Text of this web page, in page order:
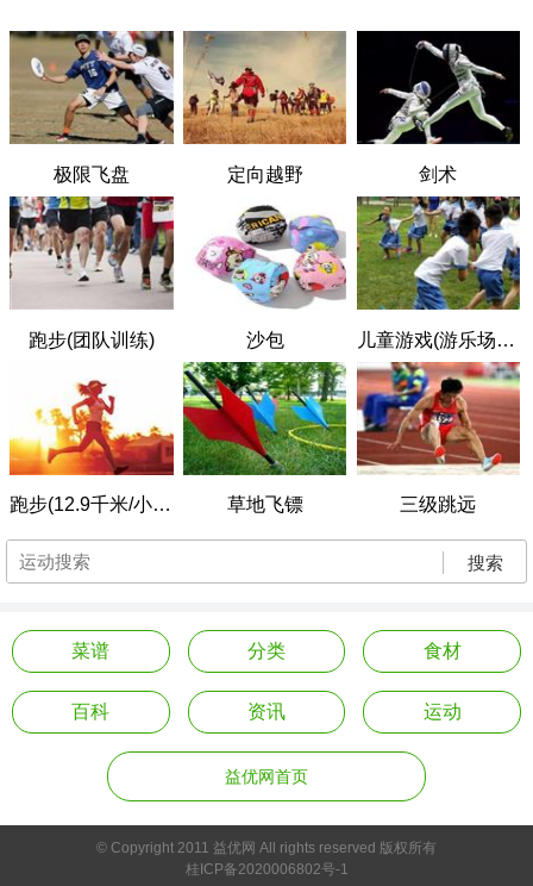
极限飞盘 定向越野 剑术
跑步(团队训练) 沙包 儿童游戏(游乐场，绳球，四方戏)
跑步(12.9千米/小时) 草地飞镖 三级跳远
搜索
菜谱 分类 食材
百科 资讯 运动
益优网首页
© Copyright 2011 益优网 All rights reserved 版权所有
桂ICP备2020006802号-1